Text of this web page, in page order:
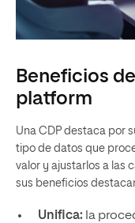
Beneficios
platform
Una CDP destaca por
tipo de datos que
valor y ajustarlos a las
sus beneficios
Unifica: la